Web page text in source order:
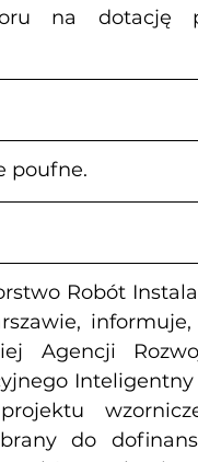
na dotację
poufne.
Robót
Agencji
Inteligentny
do